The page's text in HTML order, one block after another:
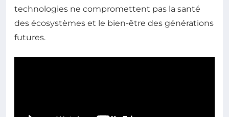
technologies ne compromettent pas la santé
des écosystèmes et le bien-être des générations
futures.